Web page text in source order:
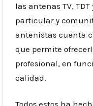
las antenas TV,
particular y
antenistas cuenta
que permite
profesional, en
calidad.